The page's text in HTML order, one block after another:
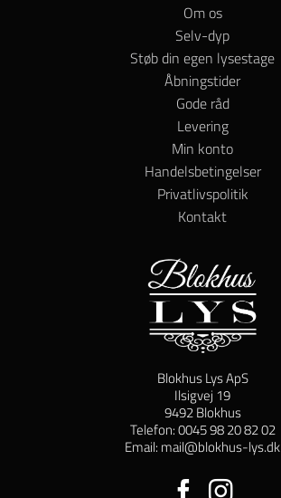
Blokhus Lys ApS
Ilsigvej 19
9492 Blokhus
Telefon: 0045 98 20 82 02
Email: mail@blokhus-lys.dk
Om os
Selv-dyp
Støb din egen lysestage
Åbningstider
Gode råd
Levering
Min konto
Handelsbetingelser
Privatlivspolitik
Kontakt